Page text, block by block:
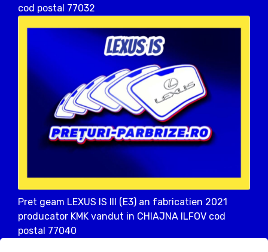
cod postal 77032
Pret geam LEXUS IS III (E3) an fabricatien 2021
producator KMK vandut in CHIAJNA ILFOV cod
postal 77040